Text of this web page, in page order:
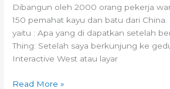
Dibangun oleh 2000 orang pekerja
150 pemahat kayu dan batu dari China.
yaitu : Apa yang di dapatkan setelah
Thing: Setelah saya berkunjung ke
Interactive West atau layar
Read More »